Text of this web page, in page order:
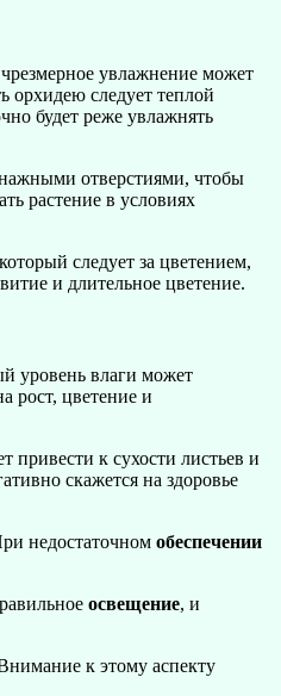
увлажнение может
орхидею следует теплой
будет реже увлажнять
отверстиями, чтобы
растение в условиях
следует за цветением,
и длительное цветение.
уровень влаги может
рост, цветение и
к сухости листьев и
скажется на здоровье
недостаточном обеспечении
освещение, и
к этому аспекту